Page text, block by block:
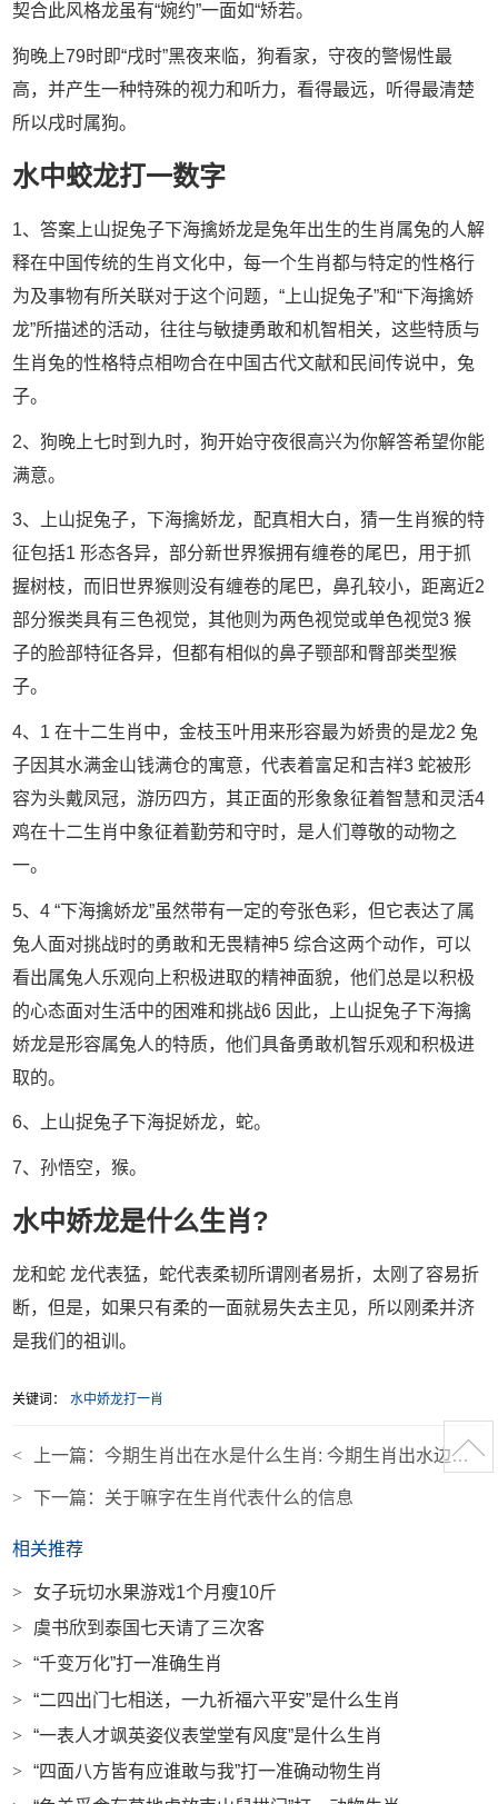
契合此风格龙虽有“婉约”一面如“矫若。
狗晚上79时即“戌时”黑夜来临，狗看家，守夜的警惕性最
高，并产生一种特殊的视力和听力，看得最远，听得最清楚
所以戌时属狗。
水中蛟龙打一数字
1、答案上山捉兔子下海擒娇龙是兔年出生的生肖属兔的人解
释在中国传统的生肖文化中，每一个生肖都与特定的性格行
为及事物有所关联对于这个问题，“上山捉兔子”和“下海擒娇
龙”所描述的活动，往往与敏捷勇敢和机智相关，这些特质与
生肖兔的性格特点相吻合在中国古代文献和民间传说中，兔
子。
2、狗晚上七时到九时，狗开始守夜很高兴为你解答希望你能
满意。
3、上山捉兔子，下海擒娇龙，配真相大白，猜一生肖猴的特
征包括1 形态各异，部分新世界猴拥有缠卷的尾巴，用于抓
握树枝，而旧世界猴则没有缠卷的尾巴，鼻孔较小，距离近2
部分猴类具有三色视觉，其他则为两色视觉或单色视觉3 猴
子的脸部特征各异，但都有相似的鼻子颚部和臀部类型猴
子。
4、1 在十二生肖中，金枝玉叶用来形容最为娇贵的是龙2 兔
子因其水满金山钱满仓的寓意，代表着富足和吉祥3 蛇被形
容为头戴凤冠，游历四方，其正面的形象象征着智慧和灵活4
鸡在十二生肖中象征着勤劳和守时，是人们尊敬的动物之
一。
5、4 “下海擒娇龙”虽然带有一定的夸张色彩，但它表达了属
兔人面对挑战时的勇敢和无畏精神5 综合这两个动作，可以
看出属兔人乐观向上积极进取的精神面貌，他们总是以积极
的心态面对生活中的困难和挑战6 因此，上山捉兔子下海擒
娇龙是形容属兔人的特质，他们具备勇敢机智乐观和积极进
取的。
6、上山捉兔子下海捉娇龙，蛇。
7、孙悟空，猴。
水中娇龙是什么生肖?
龙和蛇 龙代表猛，蛇代表柔韧所谓刚者易折，太刚了容易折
断，但是，如果只有柔的一面就易失去主见，所以刚柔并济
是我们的祖训。
关键词： 水中娇龙打一肖
< 上一篇：今期生肖出在水是什么生肖: 今期生肖出水边是属于什么生肖
> 下一篇： 关于嘛字在生肖代表什么的信息
相关推荐
>
女子玩切水果游戏1个月瘦10斤
>
虞书欣到泰国七天请了三次客
>
“千变万化”打一准确生肖
>
“二四出门七相送，一九祈福六平安”是什么生肖
>
“一表人才飒英姿仪表堂堂有风度”是什么生肖
>
“四面八方皆有应谁敢与我”打一准确动物生肖